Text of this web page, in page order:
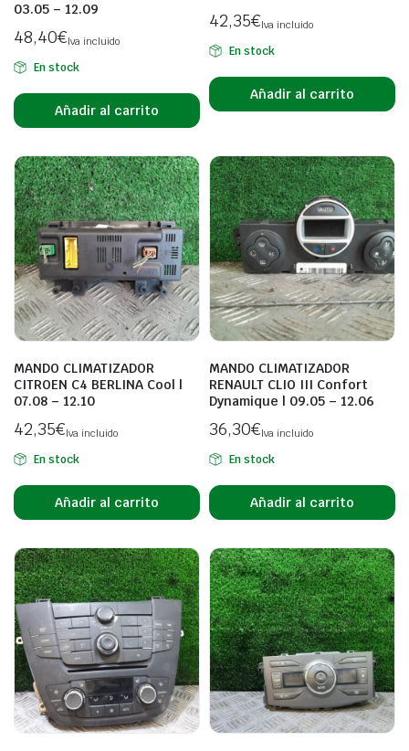
03.05 – 12.09
48,40€Iva incluido
En stock
Añadir al carrito
42,35€Iva incluido
En stock
Añadir al carrito
MANDO CLIMATIZADOR
CITROEN C4 BERLINA Cool |
07.08 – 12.10
42,35€Iva incluido
En stock
Añadir al carrito
MANDO CLIMATIZADOR
RENAULT CLIO III Confort
Dynamique | 09.05 – 12.06
36,30€Iva incluido
En stock
Añadir al carrito